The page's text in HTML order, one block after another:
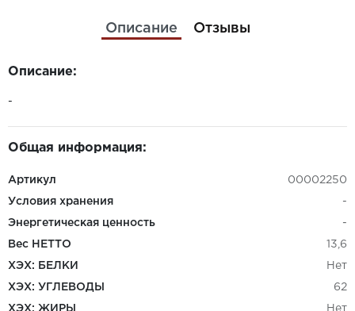
Описание Отзывы
Описание:
-
Общая информация:
Артикул 00002250
Условия хранения -
Энергетическая ценность -
Вес НЕТТО 13,6
ХЭХ: БЕЛКИ Нет
ХЭХ: УГЛЕВОДЫ 62
ХЭХ: ЖИРЫ Нет